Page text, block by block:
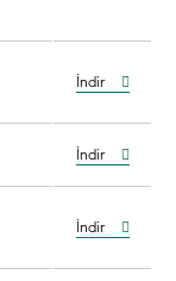
İndir
İndir
İndir